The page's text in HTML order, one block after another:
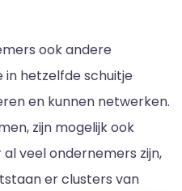
ook andere
hetzelfde schuitje
en kunnen netwerken.
zijn mogelijk ook
veel ondernemers zijn,
er clusters van